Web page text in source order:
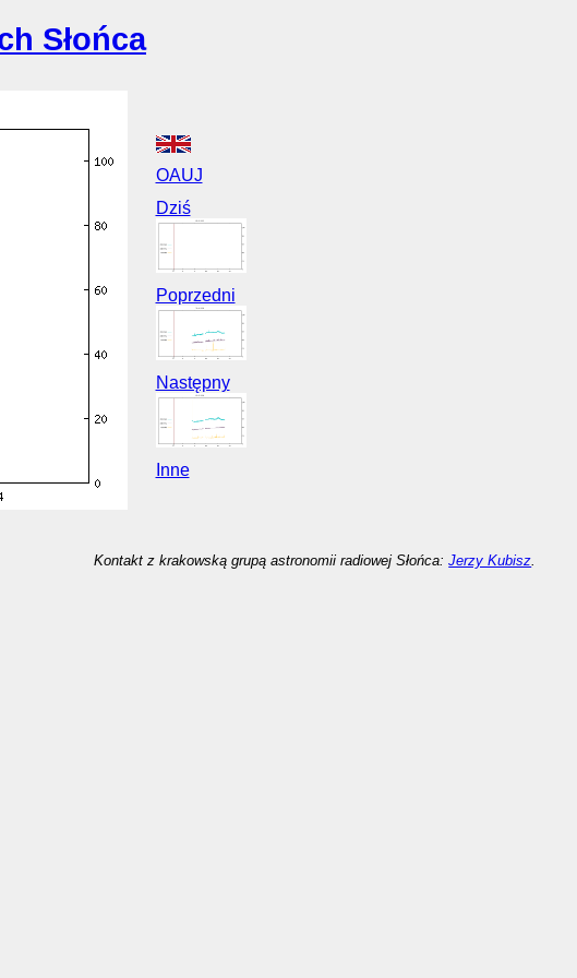
Słońca
OAUJ
Dziś
Poprzedni
Następny
Inne
Kontakt z krakowską grupą astronomii radiowej Słońca:Jerzy Kubisz.